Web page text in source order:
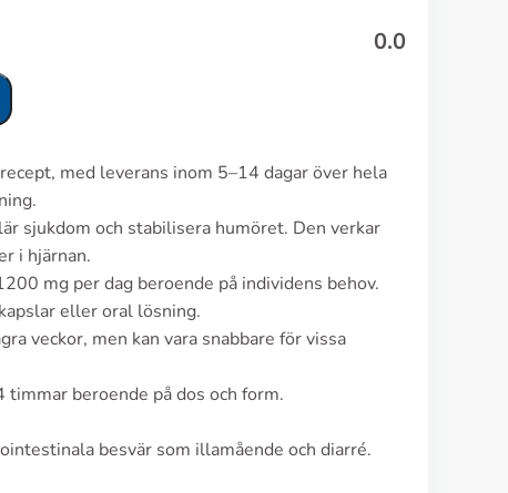
0.0
med leverans inom 5–14 dagar över hela
sjukdom och stabilisera humöret. Den verkar
i hjärnan.
mg per dag beroende på individens behov.
eller oral lösning.
veckor, men kan vara snabbare för vissa
beroende på dos och form.
besvär som illamående och diarré.